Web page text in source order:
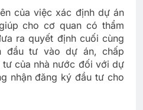
của việc xác định dự án
cho cơ quan có thẩm
ra quyết định cuối cùng
đầu tư vào dự án, chấp
của nhà nước đối với dự
nhận đăng ký đầu tư cho